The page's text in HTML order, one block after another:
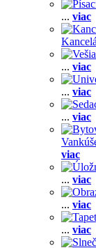
... viac
... viac
... viac
... viac
viac
... viac
... viac
... viac